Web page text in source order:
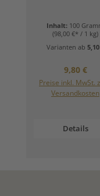
Inhalt: 100
(98,00 €* / 1 kg)
Varianten ab
9,80 €
Preise inkl. MwSt.
Versandkosten
Details